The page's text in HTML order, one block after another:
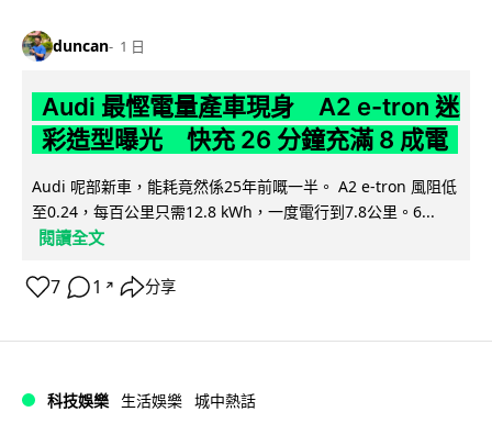
duncan 1 日
Audi 最慳電量產車現身 A2 e-tron 迷
彩造型曝光 快充 26 分鐘充滿 8 成電
Audi 呢部新車，能耗竟然係25年前嘅一半。 A2 e-tron 風阻低
至0.24，每百公里只需12.8 kWh，一度電行到7.8公里。6...
閱讀全文
7 1 ↗ 分享
科技娛樂 生活娛樂 城中熱話